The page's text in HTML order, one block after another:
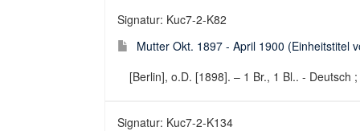
Signatur: Kuc7-2-K82
Mutter Okt. 1897 - April 1900 (Einheitstitel
[Berlin], o.D. [1898]. – 1 Br., 1 Bl.. - Deutsch
Signatur: Kuc7-2-K134